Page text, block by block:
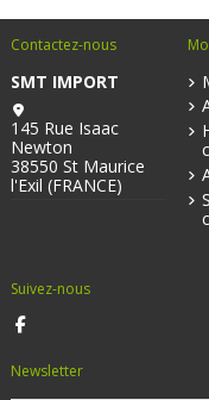
Contactez-nous
SMT IMPORT
145 Rue Isaac
Newton
38550 St Maurice
l'Exil (FRANCE)
Suivez-nous
Newsletter